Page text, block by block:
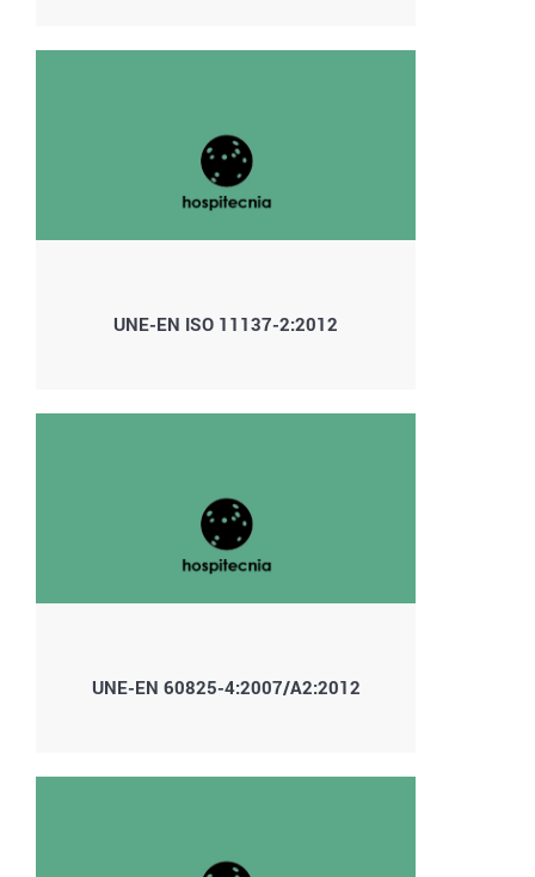
UNE-EN ISO 11137-2:2012
UNE-EN 60825-4:2007/A2:2012